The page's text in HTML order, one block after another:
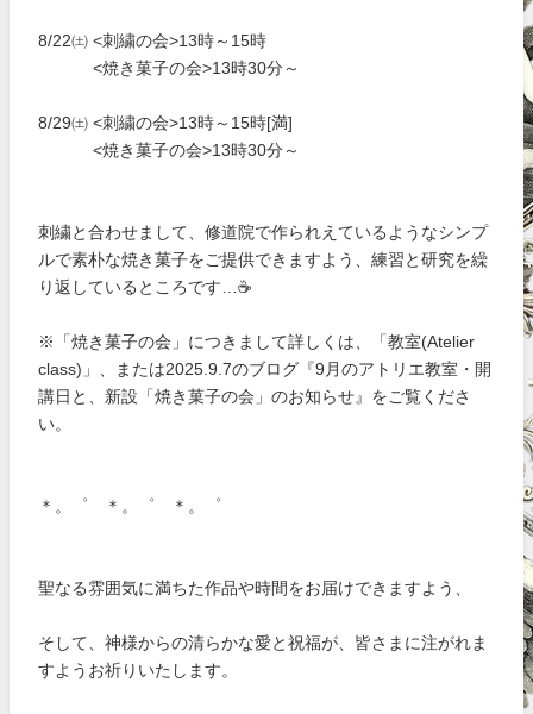
8/22㈯ <刺繍の会>13時～15時
<焼き菓子の会>13時30分～
8/29㈯ <刺繍の会>13時～15時[満]
<焼き菓子の会>13時30分～
刺繍と合わせまして、修道院で作られえているようなシンプ
ルで素朴な焼き菓子をご提供できますよう、練習と研究を繰
り返しているところです…☕
※「焼き菓子の会」につきまして詳しくは、「教室(Atelier
class)」、または2025.9.7のブログ『9月のアトリエ教室・開
講日と、新設「焼き菓子の会」のお知らせ』をご覧くださ
い。
＊。゜ ＊。゜ ＊。゜
聖なる雰囲気に満ちた作品や時間をお届けできますよう、
そして、神様からの清らかな愛と祝福が、皆さまに注がれま
すようお祈りいたします。